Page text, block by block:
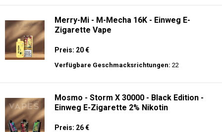
Merry-Mi - M-Mecha 16K - Einweg E-
Zigarette Vape
Preis: 20 €
Verfügbare Geschmacksrichtungen: 22
Mosmo - Storm X 30000 - Black Edition -
Einweg E-Zigarette 2% Nikotin
Preis: 26 €